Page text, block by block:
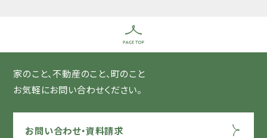
家のこと、不動産のこと、町のこと
お気軽にお問い合わせください。
お問い合わせ・資料請求